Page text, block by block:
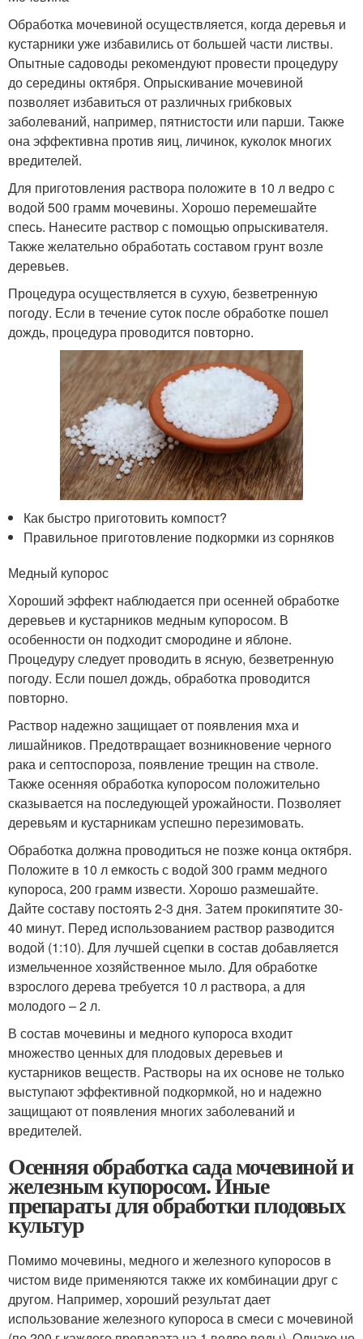
Обработка мочевиной осуществляется, когда деревья и
кустарники уже избавились от большей части листвы.
Опытные садоводы рекомендуют провести процедуру
до середины октября. Опрыскивание мочевиной
позволяет избавиться от различных грибковых
заболеваний, например, пятнистости или парши. Также
она эффективна против яиц, личинок, куколок многих
вредителей.
Для приготовления раствора положите в 10 л ведро с
водой 500 грамм мочевины. Хорошо перемешайте
спесь. Нанесите раствор с помощью опрыскивателя.
Также желательно обработать составом грунт возле
деревьев.
Процедура осуществляется в сухую, безветренную
погоду. Если в течение суток после обработке пошел
дождь, процедура проводится повторно.
Как быстро приготовить компост?
Правильное приготовление подкормки из сорняков
Медный купорос
Хороший эффект наблюдается при осенней обработке
деревьев и кустарников медным купоросом. В
особенности он подходит смородине и яблоне.
Процедуру следует проводить в ясную, безветренную
погоду. Если пошел дождь, обработка проводится
повторно.
Раствор надежно защищает от появления мха и
лишайников. Предотвращает возникновение черного
рака и септоспороза, появление трещин на стволе.
Также осенняя обработка купоросом положительно
сказывается на последующей урожайности. Позволяет
деревьям и кустарникам успешно перезимовать.
Обработка должна проводиться не позже конца октября.
Положите в 10 л емкость с водой 300 грамм медного
купороса, 200 грамм извести. Хорошо размешайте.
Дайте составу постоять 2-3 дня. Затем прокипятите 30-
40 минут. Перед использованием раствор разводится
водой (1:10). Для лучшей сцепки в состав добавляется
измельченное хозяйственное мыло. Для обработке
взрослого дерева требуется 10 л раствора, а для
молодого – 2 л.
В состав мочевины и медного купороса входит
множество ценных для плодовых деревьев и
кустарников веществ. Растворы на их основе не только
выступают эффективной подкормкой, но и надежно
защищают от появления многих заболеваний и
вредителей.
Осенняя обработка сада мочевиной и
железным купоросом. Иные
препараты для обработки плодовых
культур
Помимо мочевины, медного и железного купоросов в
чистом виде применяются также их комбинации друг с
другом. Например, хороший результат дает
использование железного купороса в смеси с мочевиной